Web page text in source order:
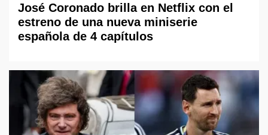
José Coronado brilla en Netflix con el
estreno de una nueva miniserie
española de 4 capítulos